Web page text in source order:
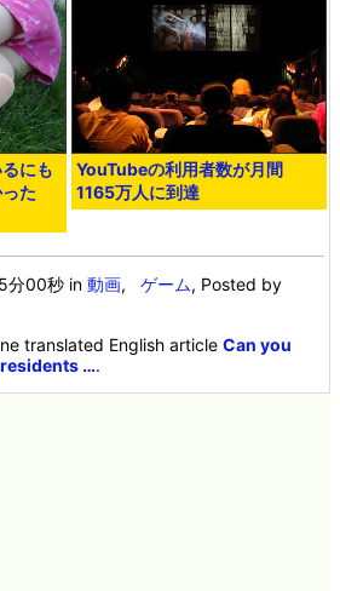
にも
た
YouTubeの利用者数が月間
1165万人に到達
分00秒 in動画,ゲーム, Posted by
translated English articleCan you
….